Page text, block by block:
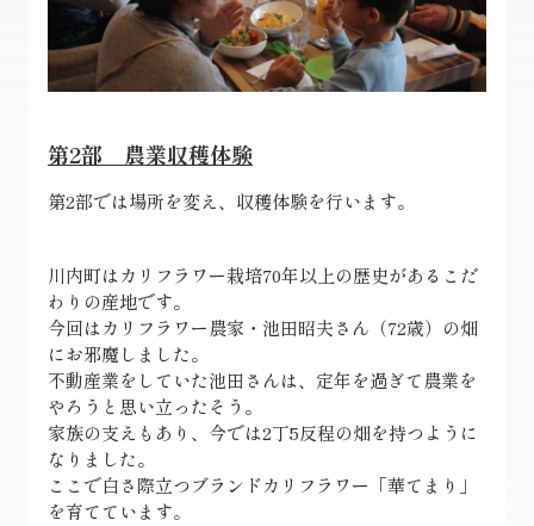
第2部 農業収穫体験
第2部では場所を変え、収穫体験を行います。
川内町はカリフラワー栽培70年以上の歴史があるこだ
わりの産地です。
今回はカリフラワー農家・池田昭夫さん（72歳）の畑
にお邪魔しました。
不動産業をしていた池田さんは、定年を過ぎて農業を
やろうと思い立ったそう。
家族の支えもあり、今では2丁5反程の畑を持つように
なりました。
ここで白さ際立つブランドカリフラワー「華てまり」
を育てています。